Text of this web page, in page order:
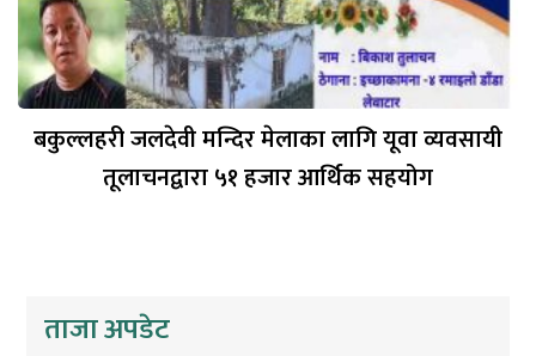
बकुल्लहरी जलदेवी मन्दिर मेलाका लागि यूवा व्यवसायी
तूलाचनद्वारा ५१ हजार आर्थिक सहयोग
ताजा अपडेट